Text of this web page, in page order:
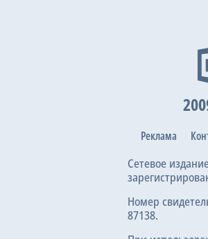
Реклама
Сетевое
Номер
87138.